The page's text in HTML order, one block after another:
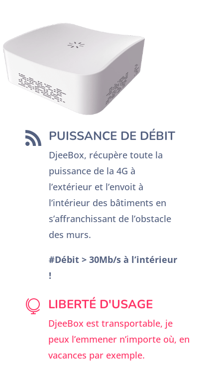
 PUISSANCE DE DÉBIT
DjeeBox, récupère toute la
puissance de la 4G à
l’extérieur et l’envoit à
l’intérieur des bâtiments en
s’affranchissant de l’obstacle
des murs.
#Débit > 30Mb/s à l’intérieur
!
 LIBERTÉ D'USAGE
DjeeBox est transportable, je
peux l’emmener n’importe où, en
vacances par exemple.